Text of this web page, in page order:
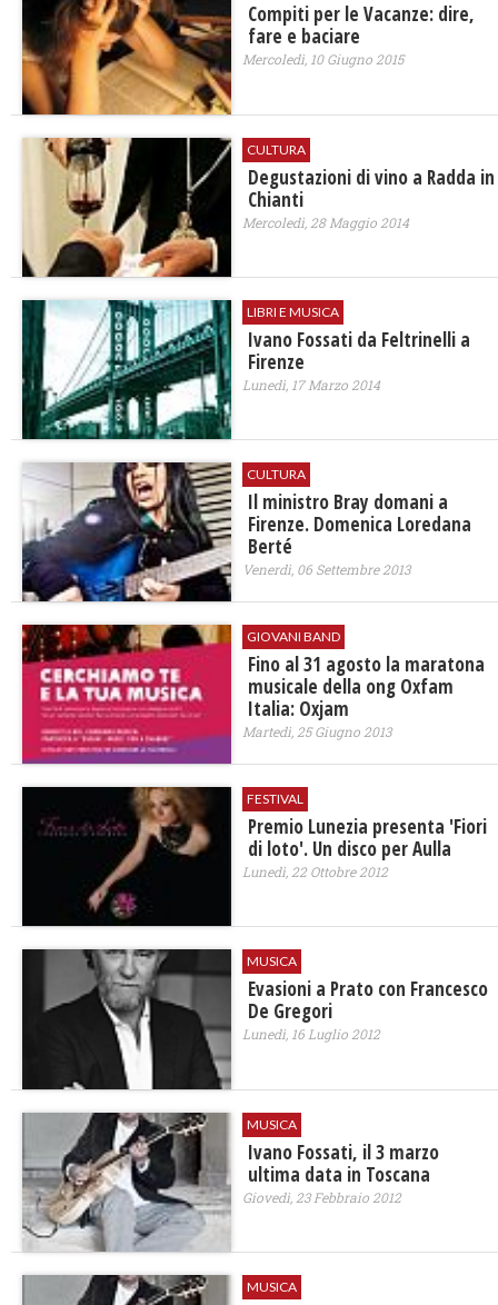
Compiti per le Vacanze: dire,
fare e baciare
Mercoledì, 10 Giugno 2015
CULTURA
Degustazioni di vino a Radda in
Chianti
Mercoledì, 28 Maggio 2014
LIBRI E MUSICA
Ivano Fossati da Feltrinelli a
Firenze
Lunedì, 17 Marzo 2014
CULTURA
Il ministro Bray domani a
Firenze. Domenica Loredana
Berté
Venerdì, 06 Settembre 2013
GIOVANI BAND
Fino al 31 agosto la maratona
musicale della ong Oxfam
Italia: Oxjam
Martedì, 25 Giugno 2013
FESTIVAL
Premio Lunezia presenta 'Fiori
di loto'. Un disco per Aulla
Lunedì, 22 Ottobre 2012
MUSICA
Evasioni a Prato con Francesco
De Gregori
Lunedì, 16 Luglio 2012
MUSICA
Ivano Fossati, il 3 marzo
ultima data in Toscana
Giovedì, 23 Febbraio 2012
MUSICA